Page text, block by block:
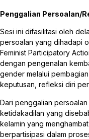
Penggalian Persoalan/
Sesi ini difasilitasi oleh
persoalan yang dihadapi
Feminist Participatory
dengan pengenalan
gender melalui
keputusan, refleksi diri
Dari penggalian
ketidakadilan yang
kelamin yang
berpartisipasi dalam